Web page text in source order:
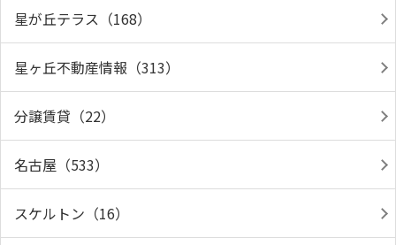
星が丘テラス（168）
星ヶ丘不動産情報（313）
分譲賃貸（22）
名古屋（533）
スケルトン（16）